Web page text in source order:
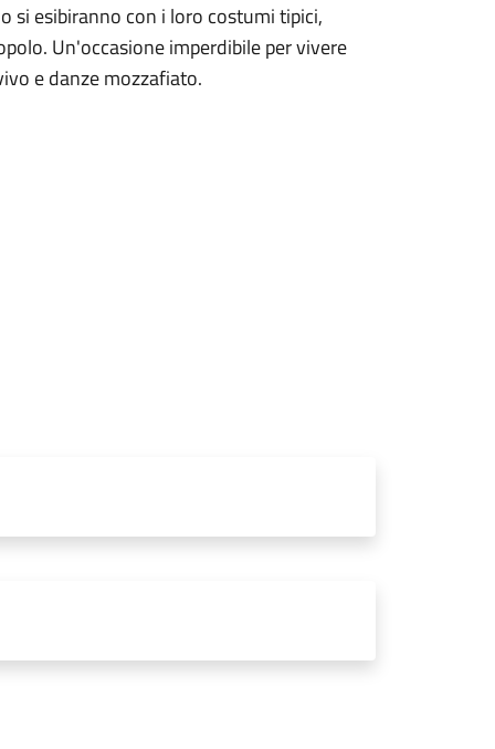
si esibiranno con i loro costumi tipici,
Un'occasione imperdibile per vivere
e danze mozzafiato.